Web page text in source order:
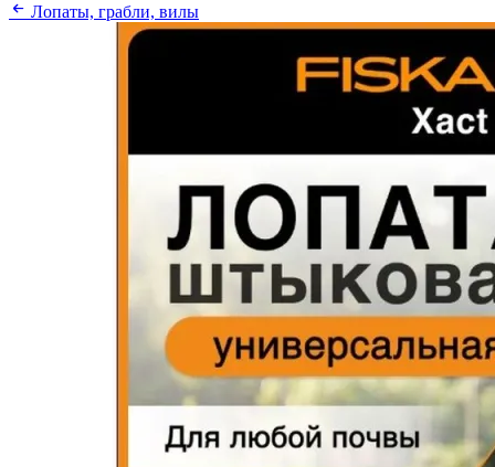
Лопаты, грабли, вилы